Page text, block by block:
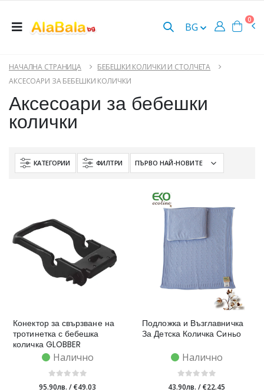
BG
0
НАЧАЛНА СТРАНИЦА
БЕБЕШКИ КОЛИЧКИ И СТОЛЧЕТА
АКСЕСОАРИ ЗА БЕБЕШКИ КОЛИЧКИ
Аксесоари за бебешки
колички
КАТЕГОРИИ ФИЛТРИ
Конектор за свързване на
тротинетка с бебешка
количка GLOBBER
Налично
95.90лв. /€49.03
Подложка и Възглавничка
За Детска Количка Синьо
Налично
43.90лв. /€22.45